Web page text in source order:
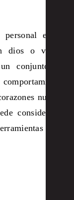
en la
dios o varios
conjunto de
nuevos
considerarse
para